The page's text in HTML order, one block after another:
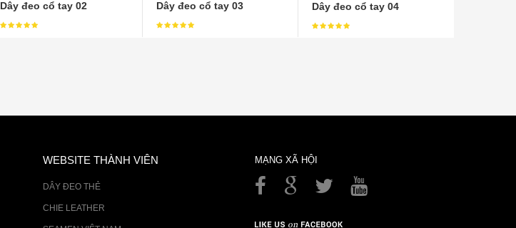
Dây đeo cổ tay 02 Dây đeo cổ tay 03 Dây đeo cổ tay 04
WEBSITE THÀNH VIÊN
DÂY ĐEO THẺ
CHIE LEATHER
MẠNG XÃ HỘI